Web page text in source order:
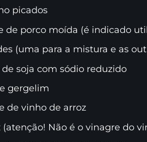
picados
de porco moída (é indicado
(uma para a mistura e as
soja com sódio reduzido
gergelim
de vinho de arroz
Não é o vinagre do